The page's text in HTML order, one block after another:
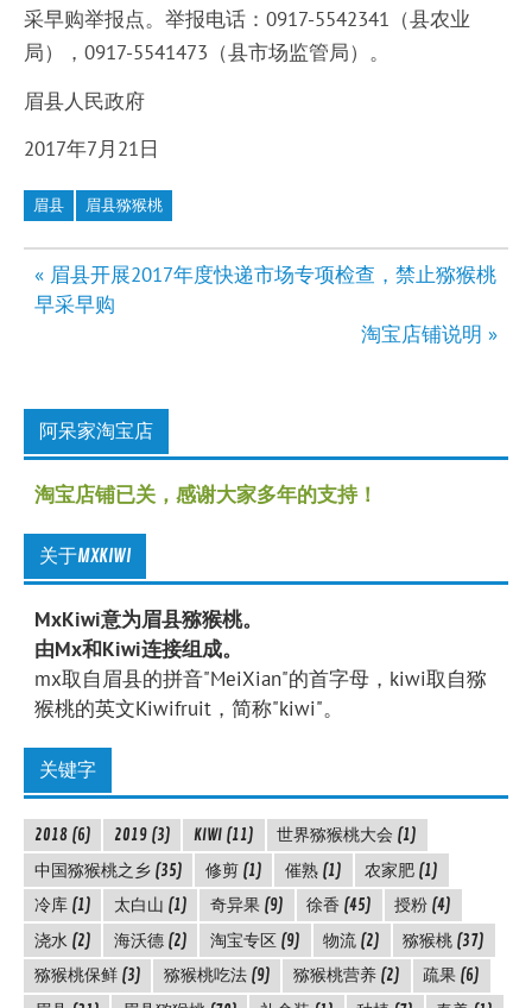
采早购举报点。举报电话：0917-5542341（县农业
局），0917-5541473（县市场监管局）。
眉县人民政府
2017年7月21日
眉县 眉县猕猴桃
文
章
« 眉县开展2017年度快递市场专项检查，禁止猕猴桃
早采早购
淘宝店铺说明 »
阿呆家淘宝店
淘宝店铺已关，感谢大家多年的支持！
关于MXKIWI
MxKiwi意为眉县猕猴桃。
由Mx和Kiwi连接组成。
mx取自眉县的拼音"MeiXian"的首字母，kiwi取自猕
猴桃的英文Kiwifruit，简称"kiwi"。
关键字
2018(6) 2019(3) KIWI(11) 世界猕猴桃大会 (1)
中国猕猴桃之乡(35) 修剪(1) 催熟(1) 农家肥 (1)
冷库(1) 太白山 (1) 奇异果 (9) 徐香 (45) 授粉 (4)
浇水(2) 海沃德(2) 淘宝专区(9) 物流 (2) 猕猴桃 (37)
猕猴桃保鲜(3) 猕猴桃吃法(9) 猕猴桃营养(2) 疏果 (6)